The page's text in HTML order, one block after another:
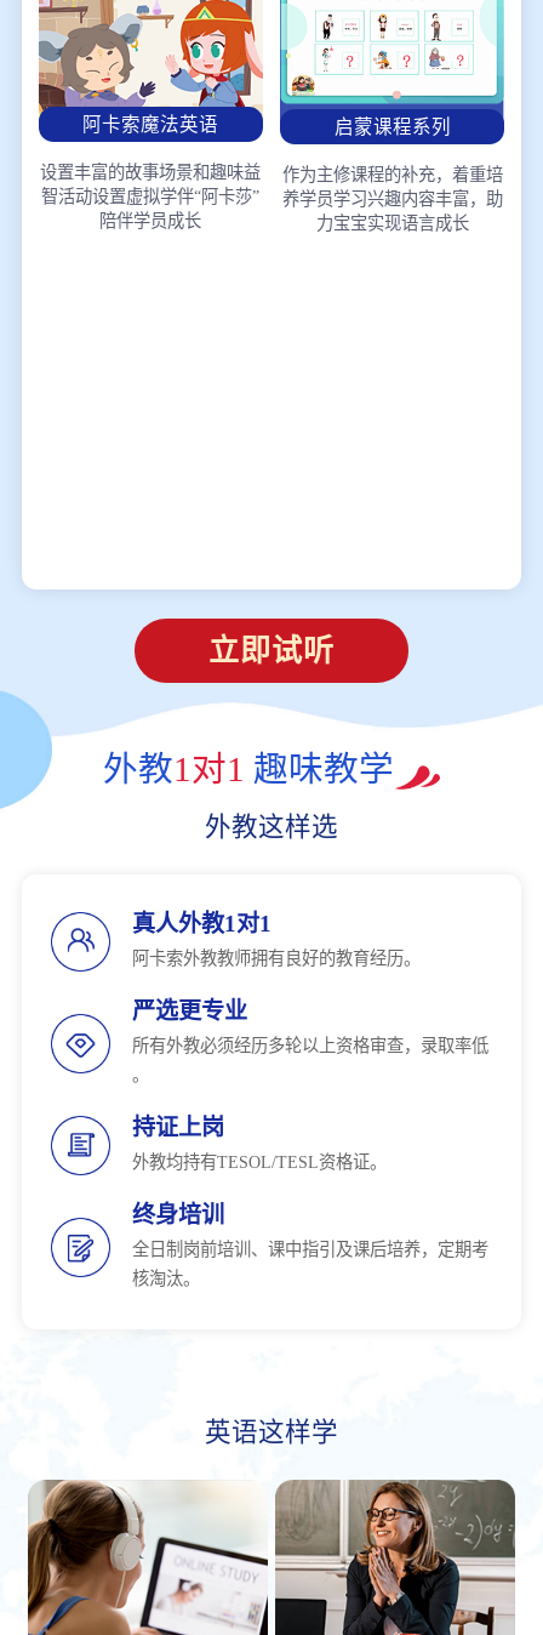
阿卡索魔法英语
设置丰富的故事场景和趣味益
智活动设置虚拟学伴“阿卡莎”
陪伴学员成长
启蒙课程系列
作为主修课程的补充，着重培
养学员学习兴趣内容丰富，助
力宝宝实现语言成长
立即试听
外教1对1 趣味教学
外教这样选
真人外教1对1
阿卡索外教教师拥有良好的教育经历。
严选更专业
所有外教必须经历多轮以上资格审查，录取率低
。
持证上岗
外教均持有TESOL/TESL资格证。
终身培训
全日制岗前培训、课中指引及课后培养，定期考
核淘汰。
英语这样学